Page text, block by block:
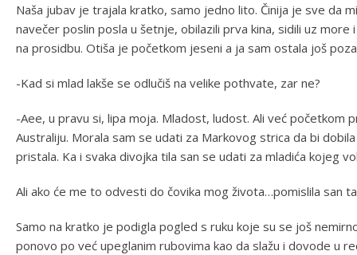
Naša jubav je trajala kratko, samo jedno lito. Činija je sve da
navečer poslin posla u šetnje, obilazili prva kina, sidili uz
na prosidbu. Otiša je početkom jeseni a ja sam ostala još
-Kad si mlad lakše se odlučiš na velike pothvate, zar ne?
-Aee, u pravu si, lipa moja. Mladost, ludost. Ali već početkom
Australiju. Morala sam se udati za Markovog strica da bi
pristala. Ka i svaka divojka tila san se udati za mladića kojeg
Ali ako će me to odvesti do čovika mog života…pomislila san
Samo na kratko je podigla pogled s ruku koje su se još
ponovo po već upeglanim rubovima kao da slažu i dovode u